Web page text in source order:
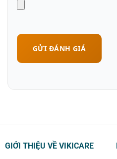
GỬI ĐÁNH GIÁ
GIỚI THIỆU VỀ VIKICARE